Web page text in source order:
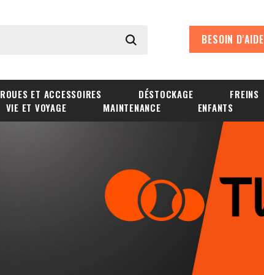
BESOIN D'AIDE
ROUES ET ACCESSOIRES DÉSTOCKAGE FREINS
VIE ET VOYAGE MAINTENANCE ENFANTS